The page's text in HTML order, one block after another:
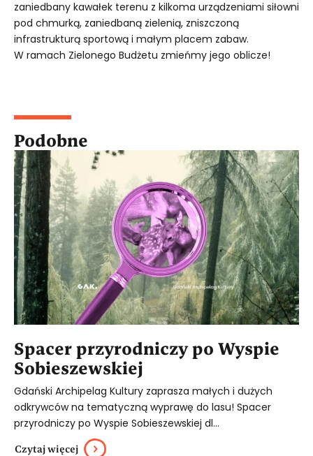
zaniedbany kawałek terenu z kilkoma urządzeniami siłowni
pod chmurką, zaniedbaną zielenią, zniszczoną
infrastrukturą sportową i małym placem zabaw.
W ramach Zielonego Budżetu zmieńmy jego oblicze!
Podobne
Spacer przyrodniczy po Wyspie
Sobieszewskiej
Gdański Archipelag Kultury zaprasza małych i dużych
odkrywców na tematyczną wyprawę do lasu! Spacer
przyrodniczy po Wyspie Sobieszewskiej dl...
Czytaj więcej